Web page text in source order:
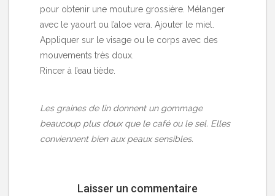
pour obtenir une mouture grossière. Mélanger
avec le yaourt ou l’aloe vera. Ajouter le miel.
Appliquer sur le visage ou le corps avec des
mouvements très doux.
Rincer à l’eau tiède.
Les graines de lin donnent un gommage
beaucoup plus doux que le café ou le sel. Elles
conviennent bien aux peaux sensibles.
Laisser un commentaire